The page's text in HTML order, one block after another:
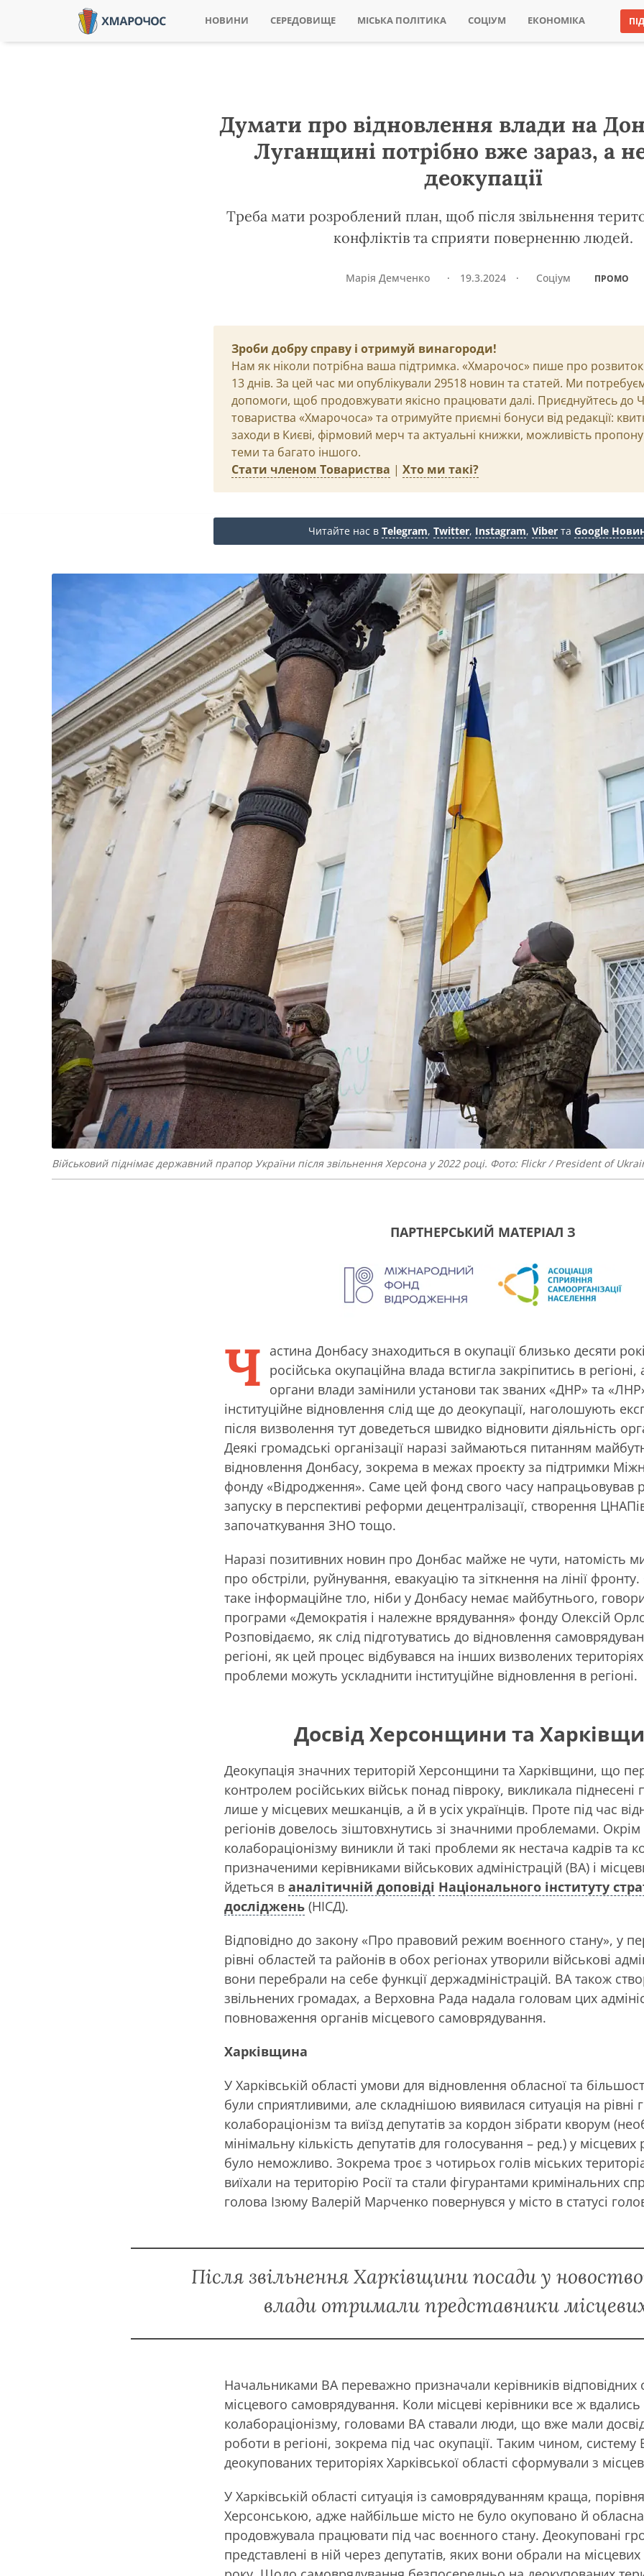
НОВИНИ СЕРЕДОВИЩЕ МІСЬКА ПОЛІТИКА СОЦІУМ ЕКОНОМІКА
Думати про відновлення влади на
Луганщині потрібно вже зараз, а
деокупації
Треба мати розроблений план, щоб після звільнення
конфліктів та сприяти поверненню людей.
Марія Демченко · 19.3.2024 · Соціум ПРОМО
Зроби добру справу і отримуй винагороди!
Нам як ніколи потрібна ваша підтримка. «Хмарочос» пише про розвиток
13 днів. За цей час ми опублікували 29518 новин та статей. Ми
допомоги, щоб продовжувати якісно працювати далі. Приєднуйтесь до
товариства «Хмарочоса» та отримуйте приємні бонуси від редакції:
заходи в Києві, фірмовий мерч та актуальні книжки, можливість
теми та багато іншого.
Стати членом Товариства | Хто ми такі?
Читайте нас в Telegram, Twitter, Instagram, Viber та Google
Військовий піднімає державний прапор України після звільнення Херсона у 2022 році. Фото: Flickr / President of
ПАРТНЕРСЬКИЙ МАТЕРІАЛ З
Ч астина Донбасу знаходиться в окупації близько десяти
російська окупаційна влада встигла закріпитись в регіоні,
органи влади замінили установи так званих «ДНР» та
інституційне відновлення слід ще до деокупації, наголошують
після визволення тут доведеться швидко відновити діяльність
Деякі громадські організації наразі займаються питанням
відновлення Донбасу, зокрема в межах проєкту за підтримки
фонду «Відродження». Саме цей фонд свого часу напрацьовував
запуску в перспективі реформи децентралізації, створення
започаткування ЗНО тощо.
Наразі позитивних новин про Донбас майже не чути, натомість
про обстріли, руйнування, евакуацію та зіткнення на лінії
таке інформаційне тло, ніби у Донбасу немає майбутнього,
програми «Демократія і належне врядування» фонду Олексій
Розповідаємо, як слід підготуватись до відновлення
регіоні, як цей процес відбувався на інших визволених територіях
проблеми можуть ускладнити інституційне відновлення в регіоні.
Досвід Херсонщини та
Деокупація значних територій Херсонщини та Харківщини, що
контролем російських військ понад півроку, викликала піднесені
лише у місцевих мешканців, а й в усіх українців. Проте під час
регіонів довелось зіштовхнутись зі значними проблемами. Окрім
колабораціонізму виникли й такі проблеми як нестача кадрів та
призначеними керівниками військових адміністрацій (ВА) і
йдеться в аналітичній доповіді Національного інституту
досліджень (НІСД).
Відповідно до закону «Про правовий режим воєнного стану», у
рівні областей та районів в обох регіонах утворили військові
вони перебрали на себе функції держадміністрацій. ВА також
звільнених громадах, а Верховна Рада надала головам цих
повноваження органів місцевого самоврядування.
Харківщина
У Харківській області умови для відновлення обласної та
були сприятливими, але складнішою виявилася ситуація на рівні
колабораціонізм та виїзд депутатів за кордон зібрати кворум
мінімальну кількість депутатів для голосування – ред.) у
було неможливо. Зокрема троє з чотирьох голів міських
виїхали на територію Росії та стали фігурантами кримінальних
голова Ізюму Валерій Марченко повернувся у місто в статусі
Після звільнення Харківщини посади у
влади отримали представники
Начальниками ВА переважно призначали керівників відповідних
місцевого самоврядування. Коли місцеві керівники все ж
колабораціонізму, головами ВА ставали люди, що вже мали
роботи в регіоні, зокрема під час окупації. Таким чином, систему
деокупованих територіях Харківської області сформували з
У Харківській області ситуація із самоврядуванням краща,
Херсонською, адже найбільше місто не було окуповано й
продовжувала працювати під час воєнного стану. Деокуповані
представлені в ній через депутатів, яких вони обрали на